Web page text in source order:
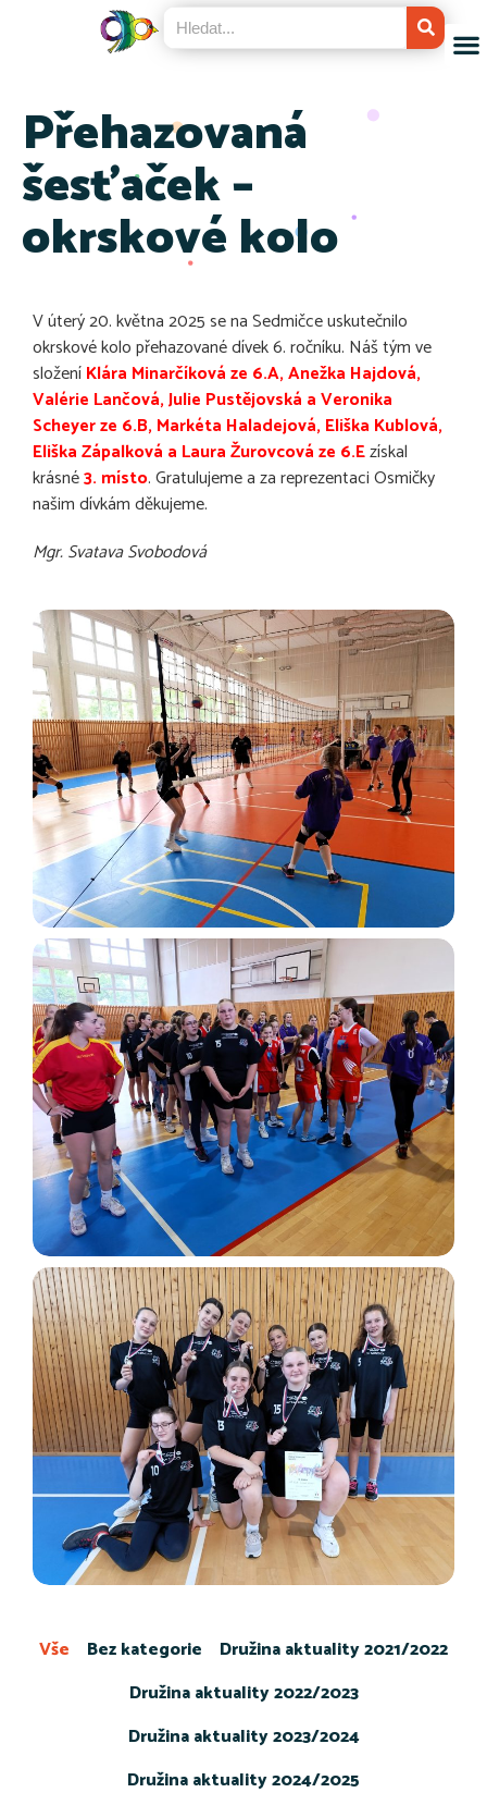
Přehazovaná
šesťaček –
okrskové kolo
V úterý 20. května 2025 se na Sedmičce uskutečnilo
okrskové kolo přehazované dívek 6. ročníku. Náš tým ve
složeníKlára Minarčíková ze 6.A, Anežka Hajdová,
Valérie Lančová, Julie Pustějovská a Veronika
Scheyer ze 6.B, Markéta Haladejová, Eliška Kublová,
Eliška Zápalková a Laura Žurovcová ze 6.Ezískal
krásné3. místo. Gratulujeme a za reprezentaci Osmičky
našim dívkám děkujeme.
Mgr. Svatava Svobodová
Bez kategorie
Družina aktuality 2021/2022
Družina aktuality 2022/2023
Družina aktuality 2023/2024
Družina aktuality 2024/2025
Vše